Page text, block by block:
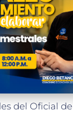
del Oficial de